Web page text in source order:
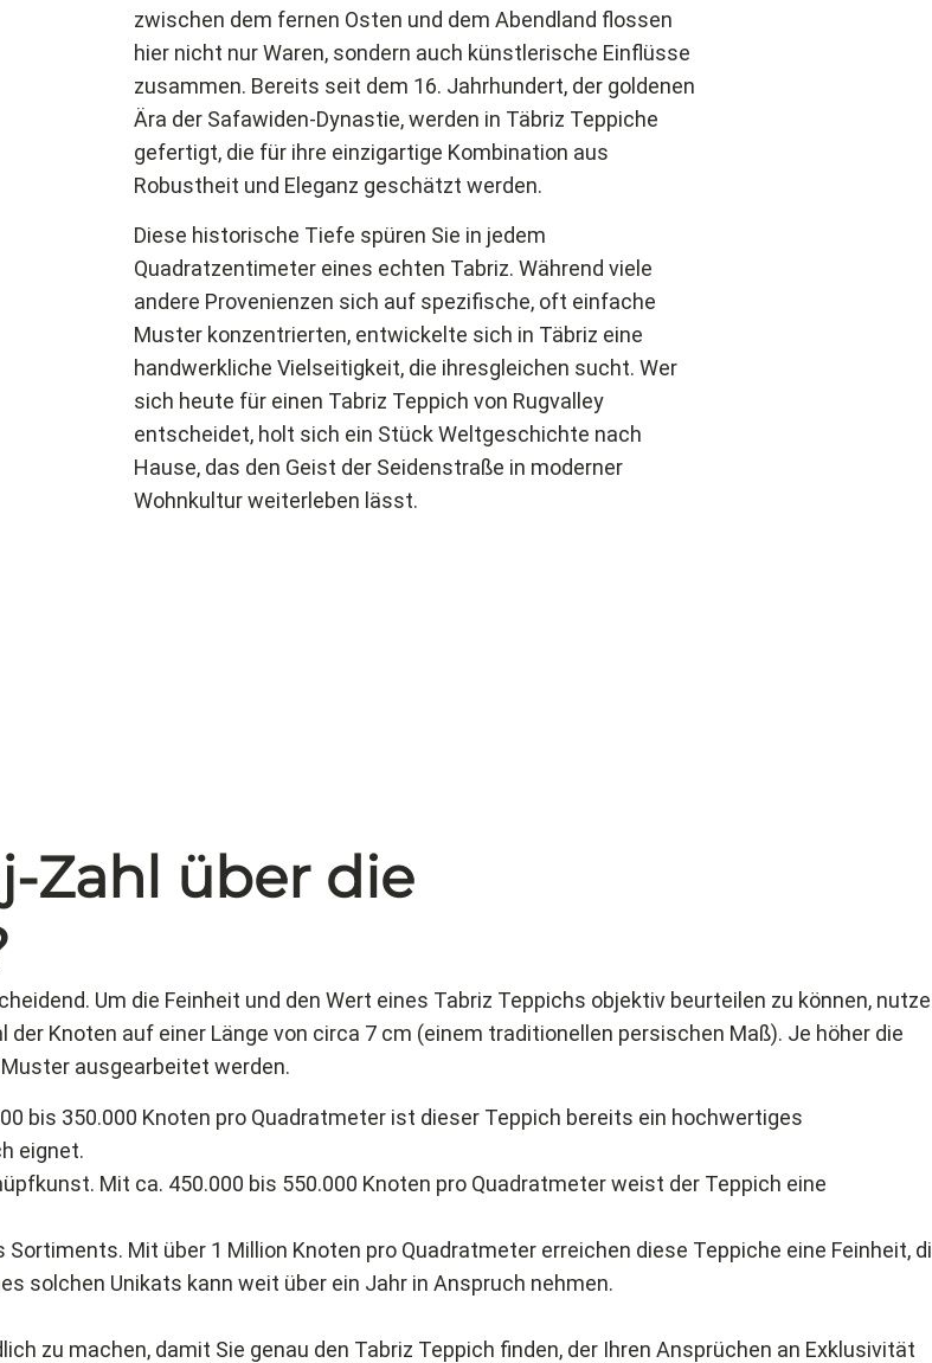
zwischen dem fernen Osten und dem Abendland flossen
hier nicht nur Waren, sondern auch künstlerische Einflüsse
zusammen. Bereits seit dem 16. Jahrhundert, der goldenen
Ära der Safawiden-Dynastie, werden in Täbriz Teppiche
gefertigt, die für ihre einzigartige Kombination aus
Robustheit und Eleganz geschätzt werden.
Diese historische Tiefe spüren Sie in jedem
Quadratzentimeter eines echten Tabriz. Während viele
andere Provenienzen sich auf spezifische, oft einfache
Muster konzentrierten, entwickelte sich in Täbriz eine
handwerkliche Vielseitigkeit, die ihresgleichen sucht. Wer
sich heute für einen Tabriz Teppich von Rugvalley
entscheidet, holt sich ein Stück Weltgeschichte nach
Hause, das den Geist der Seidenstraße in moderner
Wohnkultur weiterleben lässt.
Zahl über die
Um die Feinheit und den Wert eines Tabriz Teppichs objektiv beurteilen zu können,
Knoten auf einer Länge von circa 7 cm (einem traditionellen persischen Maß). Je höher die
ausgearbeitet werden.
bis 350.000 Knoten pro Quadratmeter ist dieser Teppich bereits ein hochwertiges
eignet.
Mit ca. 450.000 bis 550.000 Knoten pro Quadratmeter weist der Teppich eine
Mit über 1 Million Knoten pro Quadratmeter erreichen diese Teppiche eine Feinheit,
solchen Unikats kann weit über ein Jahr in Anspruch nehmen.
zu machen, damit Sie genau den Tabriz Teppich finden, der Ihren Ansprüchen an Exklusivität